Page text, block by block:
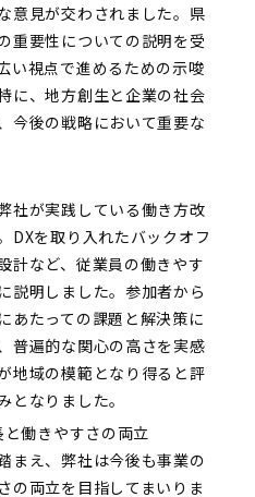
意見が交わされました。県
重要性についての説明を受
い視点で進めるための示唆
に、地方創生と企業の社会
今後の戦略において重要な
社が実践している働き方改
DXを取り入れたバックオフ
計など、従業員の働きやす
説明しました。参加者から
あたっての課題と解決策に
普遍的な関心の高さを実感
地域の模範となり得ると評
となりました。
働きやすさの両立
まえ、弊社は今後も事業の
の両立を目指してまいりま